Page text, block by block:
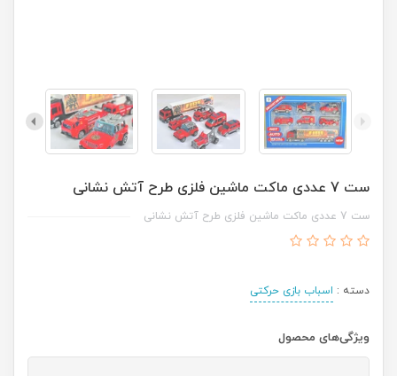
ست 7 عددی ماکت ماشین فلزی طرح آتش نشانی
ست 7 عددی ماکت ماشین فلزی طرح آتش نشانی
دسته : اسباب بازی حرکتی
ویژگی‌های محصول